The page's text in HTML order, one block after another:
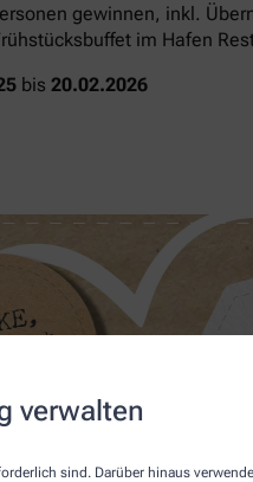
verwalten
sind. Darüber hinaus
gewinnen, inkl.
im Hafen
bis 20.02.2026